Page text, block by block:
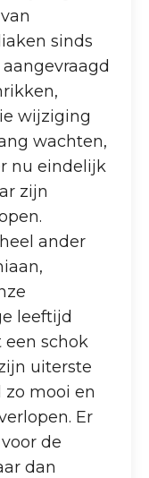
sinds
wijziging
wachten,
nu eindelijk
zijn
ander
leeftijd
een schok
uiterste
mooi en
Er
de
dan